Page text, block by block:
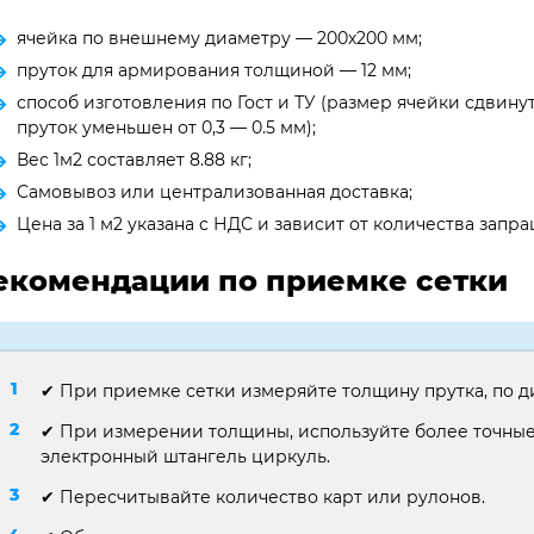
ячейка по внешнему диаметру — 200х200 мм;
пруток для армирования толщиной — 12 мм;
способ изготовления по Гост и ТУ (размер ячейки
пруток уменьшен от 0,3 — 0.5 мм);
Вес 1м2 составляет 8.88 кг;
Самовывоз или централизованная доставка;
Цена за 1 м2 указана с НДС и зависит от количества
по приемке сетки
✔ При приемке сетки измеряйте толщину прутка, по
✔ При измерении толщины, используйте более
электронный штангель циркуль.
✔ Пересчитывайте количество карт или рулонов.